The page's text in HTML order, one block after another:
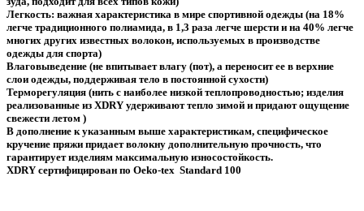
Легкость: важная характеристика в мире спортивной одежды (на 18%
легче традиционного полиамида, в 1,3 раза легче шерсти и на 40% легче
многих других известных волокон, используемых в производстве
одежды для спорта)
Влаговыведение (не впитывает влагу (пот), а переносит ее в верхние
слои одежды, поддерживая тело в постоянной сухости)
Терморегуляция (нить с наиболее низкой теплопроводностью; изделия
реализованные из XDRY удерживают тепло зимой и придают ощущение
свежести летом )
В дополнение к указанным выше характеристикам, специфическое
кручение пряжи придает волокну дополнительную прочность, что
гарантирует изделиям максимальную износостойкость.
XDRY сертифицирован по Oeko-tex Standard 100